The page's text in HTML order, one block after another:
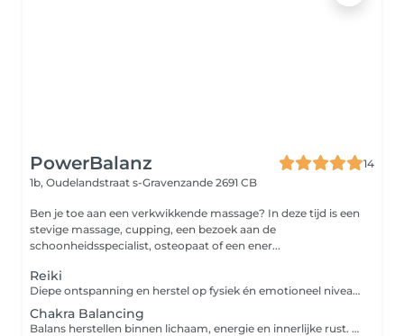
PowerBalanz
14
1b, Oudelandstraat s-Gravenzande 2691 CB
Ben je toe aan een verkwikkende massage? In deze tijd is een
stevige massage, cupping, een bezoek aan de
schoonheidsspecialist, osteopaat of een ener...
Reiki
Diepe ontspanning en herstel op fysiek én emotioneel niveau Reiki is een krachtige, traditionele Japanse behandelmethode die gericht is op het ondersteunen van herstel op zowel fysiek als emotioneel niveau. Tijdens een Reiki behandeling wordt het natuurlijke zelfherstellend vermogen van het lichaam geactiveerd, waardoor opgebouwde spanning kan afnemen en het lichaam opnieuw ruimte krijgt om balans te herstellen. Reiki richt zich niet alleen op het verminderen van lichamelijke of emotionele klachten, maar kijkt juist dieper naar de onderliggende oorzaak achter spanning, disbalans of overbelasting binnen het systeem. De behandeling kan zowel ingezet worden bij bestaande klachten als preventief ter ondersteuning van algeheel welzijn en innerlijke balans. Tijdens de behandeling werken wij met zachte handoplegging. Veel mensen ervaren hierbij diepe ontspanning en kunnen sensaties voelen zoals warmte, stroming of lichte tintelingen. Een behandeling waarbij het lichaam wordt uitgenodigd om los te laten wat het langdurig heeft vastgehouden en opnieuw ruimte te creëren voor herstel.
Chakra Balancing
Balans herstellen binnen lichaam, energie en innerlijke rust. Chakra Balancing is een zachte energetische behandeling die gericht is op het herstellen van balans binnen het energiesysteem van het lichaam. Binnen het lichaam bevinden zich verschillende energiecentra ook wel chakra's genoemd die invloed hebben op zowel fysiek, emotioneel als mentaal welzijn. Wanneer deze energiecentra uit balans raken of geblokkeerd zijn, kunnen lichamelijke ongemakken, mentale onrust of een gevoel van disbalans ontstaan. Tijdens een Chakra Balancing behandeling werken wij gericht aan het herstellen van deze balans, zodat energie weer vrijer kan stromen en het lichaam opnieuw ruimte krijgt om spanning los te laten. De behandeling start met het scannen van de chakra's, waarna blokkades worden opgespoord, gereinigd en opnieuw geharmoniseerd. Veel mensen ervaren tijdens en na de behandeling diepe ontspanning, meer innerlijke rust en een sterker gevoel van balans tussen lichaam en geest. Een zachte behandelvorm waarbij herstel niet alleen fysiek, maar op meerdere lagen binnen het systeem wordt ondersteund.